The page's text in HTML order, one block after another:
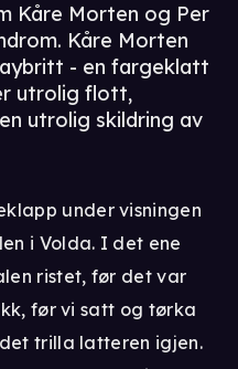
Kåre Morten og Per
Kåre Morten
- en fargeklatt
utrolig flott,
utrolig skildring av
under visningen
i Volda. I det ene
ristet, før det var
før vi satt og tørka
trilla latteren igjen.